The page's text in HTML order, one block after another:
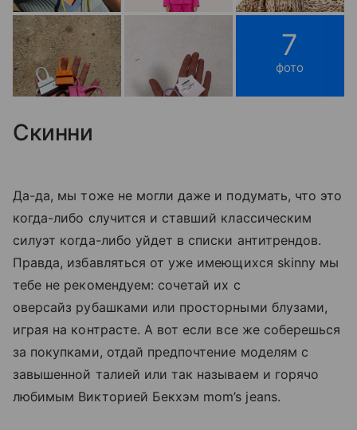
7
фото
Скинни
Да-да, мы тоже не могли даже и подумать, что это
когда-либо случится и ставший классическим
силуэт когда-либо уйдет в списки антитрендов.
Правда, избавляться от уже имеющихся skinny мы
тебе не рекомендуем: сочетай их с
оверсайз рубашками или просторными блузами,
играя на контрасте. А вот если все же соберешься
за покупками, отдай предпочтение моделям с
завышенной талией или так называем и горячо
любимым Викторией Бекхэм mom’s jeans.